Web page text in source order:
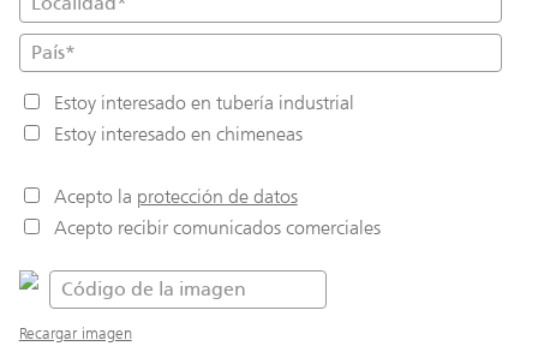
Estoy interesado en tubería industrial
Estoy interesado en chimeneas
Acepto la protección de datos
Acepto recibir comunicados comerciales
Recargar imagen